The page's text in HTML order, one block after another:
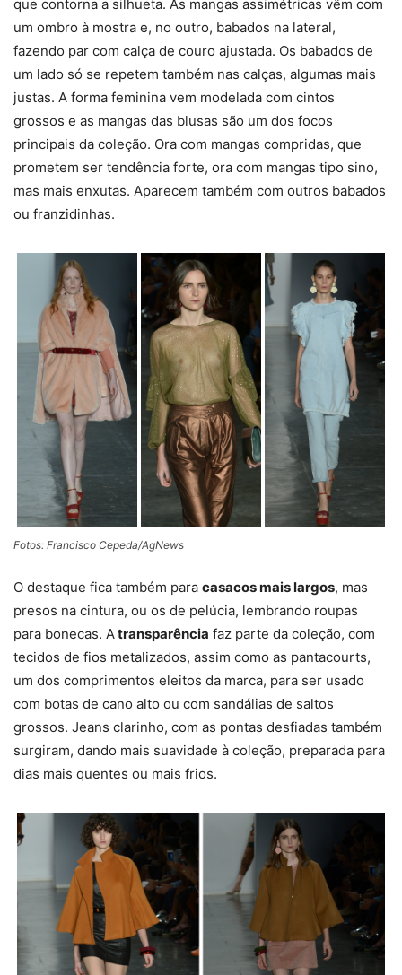
que contorna a silhueta. As mangas assimétricas vêm com
um ombro à mostra e, no outro, babados na lateral,
fazendo par com calça de couro ajustada. Os babados de
um lado só se repetem também nas calças, algumas mais
justas. A forma feminina vem modelada com cintos
grossos e as mangas das blusas são um dos focos
principais da coleção. Ora com mangas compridas, que
prometem ser tendência forte, ora com mangas tipo sino,
mas mais enxutas. Aparecem também com outros babados
ou franzidinhas.
Fotos: Francisco Cepeda/AgNews
O destaque fica também para casacos mais largos, mas
presos na cintura, ou os de pelúcia, lembrando roupas
para bonecas. Atransparência faz parte da coleção, com
tecidos de fios metalizados, assim como as pantacourts,
um dos comprimentos eleitos da marca, para ser usado
com botas de cano alto ou com sandálias de saltos
grossos. Jeans clarinho, com as pontas desfiadas também
surgiram, dando mais suavidade à coleção, preparada para
dias mais quentes ou mais frios.